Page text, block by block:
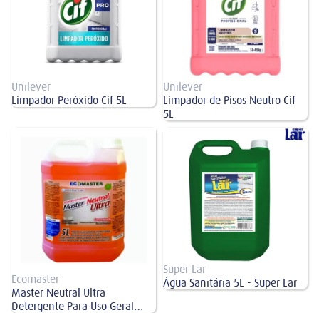
Unilever
Limpador Peróxido Cif 5L
Unilever
Limpador de Pisos Neutro Cif
5L
Para Uso Geral Concentrado 5L
Ecomaster
Master Neutral Ultra
Detergente Para Uso Geral
Super Lar
Água Sanitária 5L - Super Lar